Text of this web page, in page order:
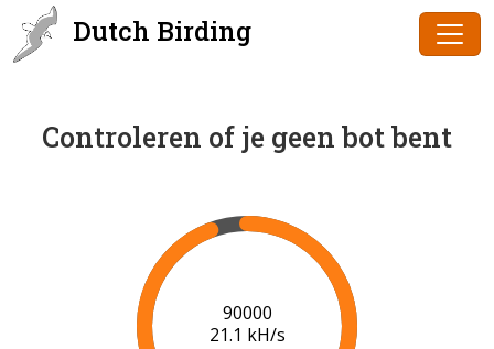
Dutch Birding
Controleren of je geen bot bent
91000
21.2 kH/s